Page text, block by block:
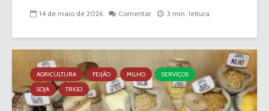
14 de maio de 2026 Comentar 3 min. leitura
AGRICULTURA FEIJÃO MILHO
SERVIÇOS
SOJA
TRIGO